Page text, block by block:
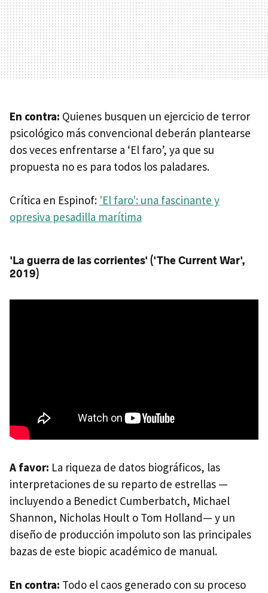
En contra: Quienes busquen un ejercicio de terror
psicológico más convencional deberán plantearse
dos veces enfrentarse a ‘El faro’, ya que su
propuesta no es para todos los paladares.
Crítica en Espinof: 'El faro': una fascinante y
opresiva pesadilla marítima
'La guerra de las corrientes' ('The Current War',
2019)
A favor: La riqueza de datos biográficos, las
interpretaciones de su reparto de estrellas —
incluyendo a Benedict Cumberbatch, Michael
Shannon, Nicholas Hoult o Tom Holland— y un
diseño de producción impoluto son las principales
bazas de este biopic académico de manual.
En contra: Todo el caos generado con su proceso